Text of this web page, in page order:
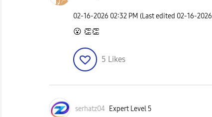
‎02-16-2026 02:32 PM (Last edited ‎02-16-2026
😮 👏👏
5 Likes
serhatz04 Expert Level 5